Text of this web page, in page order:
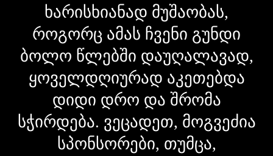
ხარისხიანად მუშაობას,
როგორც ამას ჩვენი გუნდი
ბოლო წლებში დაუღალავად,
ყოველდღიურად აკეთებდა
დიდი დრო და შრომა
სჭირდება. ვეცადეთ, მოგვეძია
სპონსორები, თუმცა,